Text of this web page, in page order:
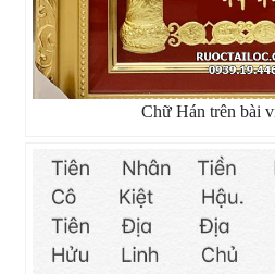
Chữ Hán trên bài